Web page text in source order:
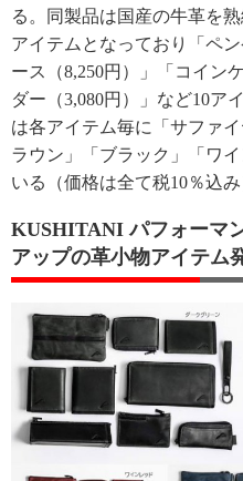
る。同製品は国産の牛革を
アイテムとなっており「ペ
ース（8,250円）」「コイン
ダー（3,080円）」など10ア
は各アイテム毎に「サファ
ラウン」「ブラック」「ワ
いる（価格は全て税10％込み
KUSHITANI パフォーマ
アップの革小物アイテム